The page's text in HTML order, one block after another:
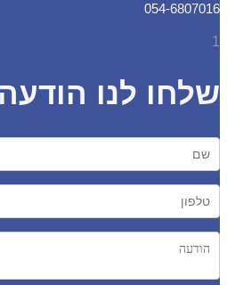
054-
לנו הודעה